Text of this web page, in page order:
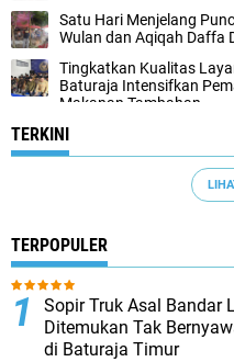
Satu Hari Menjelang
Wulan dan Aqiqah Daffa
Tingkatkan Kualitas
Baturaja Intensifkan
Makanan Tambahan
TERKINI
TERPOPULER
Sopir Truk Asal Bandar
Ditemukan Tak
di Baturaja Timur